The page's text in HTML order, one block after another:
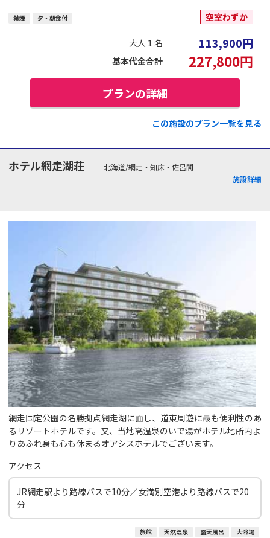
禁煙 夕・朝食付 空室わずか
大人１名 113,900円
基本代金合計 227,800円
プランの詳細
この施設のプラン一覧を見る
ホテル網走湖荘
北海道/網走・知床・佐呂間
施設詳細
網走国定公園の名勝拠点網走湖に面し、道東周遊に最も便利性のあ
るリゾートホテルです。又、当地高温泉のいで湯がホテル地所内よ
りあふれ身も心も休まるオアシスホテルでございます。
アクセス
JR網走駅より路線バスで10分／女満別空港より路線バスで20
分
旅館 天然温泉 露天風呂 大浴場